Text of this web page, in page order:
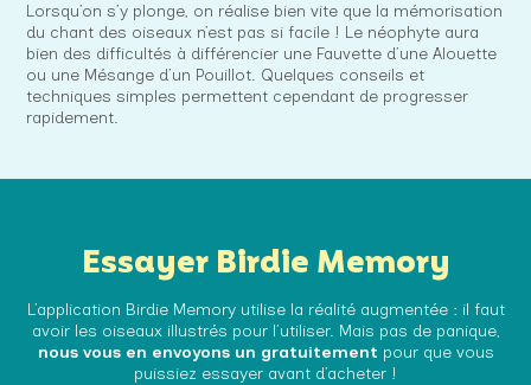
Lorsqu’on s’y plonge, on réalise bien vite que la mémorisation
du chant des oiseaux n’est pas si facile ! Le néophyte aura
bien des difficultés à différencier une Fauvette d’une Alouette
ou une Mésange d’un Pouillot. Quelques conseils et
techniques simples permettent cependant de progresser
rapidement.
Essayer Birdie Memory
L’application Birdie Memory utilise la réalité augmentée : il faut
avoir les oiseaux illustrés pour l’utiliser. Mais pas de panique,
nous vous en envoyons un gratuitement pour que vous
puissiez essayer avant d’acheter !